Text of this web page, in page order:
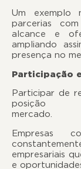
Um exemplo
parcerias
alcance e
ampliando
presença no
Participação
Participar de
Empresas
empresariais
e